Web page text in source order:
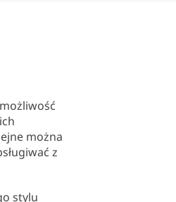
można
z
stylu